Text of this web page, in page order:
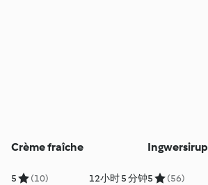
Crème fraîche
5 (10) 12小时 5 分钟
Ingwersirup
5 (56)